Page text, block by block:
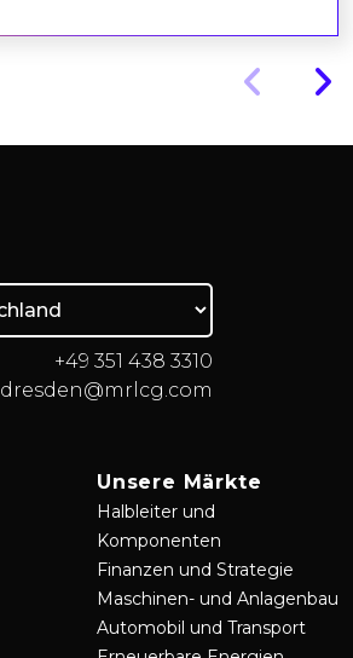
+49 351 438 3310
dresden@mrlcg.com
Unsere Märkte
Halbleiter und
Komponenten
Finanzen und Strategie
Maschinen- und Anlagenbau
Automobil und Transport